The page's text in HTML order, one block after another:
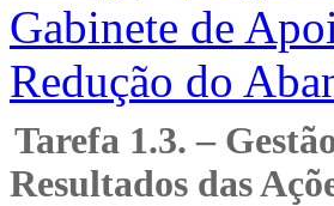
Gabinete de
Redução do
Tarefa 1.3. –
Resultados das